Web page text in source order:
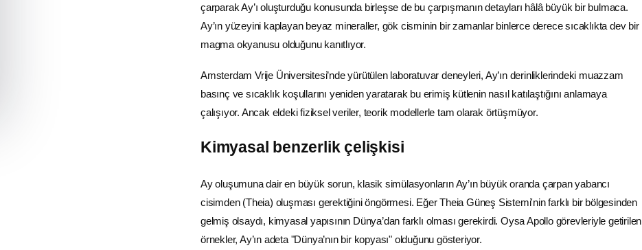
çarparak Ay’ı oluşturduğu konusunda birleşse de bu çarpışmanın detayları hâlâ büyük bir bulmaca.
Ay’ın yüzeyini kaplayan beyaz mineraller, gök cisminin bir zamanlar binlerce derece sıcaklıkta dev bir
magma okyanusu olduğunu kanıtlıyor.
Amsterdam Vrije Üniversitesi’nde yürütülen laboratuvar deneyleri, Ay’ın derinliklerindeki muazzam
basınç ve sıcaklık koşullarını yeniden yaratarak bu erimiş kütlenin nasıl katılaştığını anlamaya
çalışıyor. Ancak eldeki fiziksel veriler, teorik modellerle tam olarak örtüşmüyor.
Kimyasal benzerlik çelişkisi
Ay oluşumuna dair en büyük sorun, klasik simülasyonların Ay’ın büyük oranda çarpan yabancı
cisimden (Theia) oluşması gerektiğini öngörmesi. Eğer Theia Güneş Sistemi'nin farklı bir bölgesinden
gelmiş olsaydı, kimyasal yapısının Dünya’dan farklı olması gerekirdi. Oysa Apollo görevleriyle getirilen
örnekler, Ay’ın adeta "Dünya’nın bir kopyası" olduğunu gösteriyor.